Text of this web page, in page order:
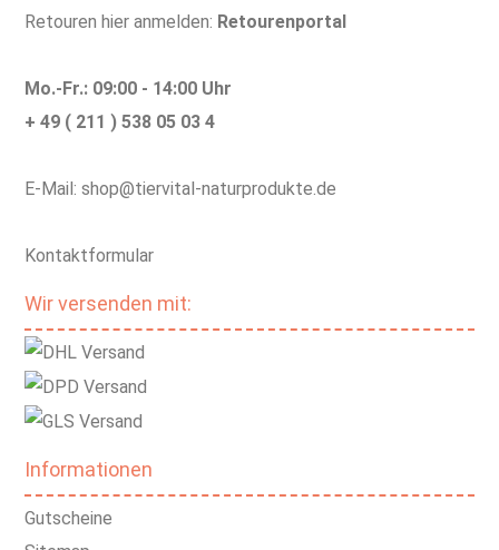
Retouren hier anmelden: Retourenportal
Mo.-Fr.: 09:00 - 14:00 Uhr
+ 49 ( 211 ) 538 05 03 4
E-Mail: shop@tiervital-naturprodukte.de
Kontaktformular
Wir versenden mit:
Informationen
Gutscheine